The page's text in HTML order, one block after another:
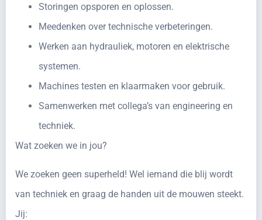
Storingen opsporen en oplossen.
Meedenken over technische verbeteringen.
Werken aan hydrauliek, motoren en elektrische
systemen.
Machines testen en klaarmaken voor gebruik.
Samenwerken met collega’s van engineering en
techniek.
Wat zoeken we in jou?
We zoeken geen superheld! Wel iemand die blij wordt
van techniek en graag de handen uit de mouwen steekt.
Jij: